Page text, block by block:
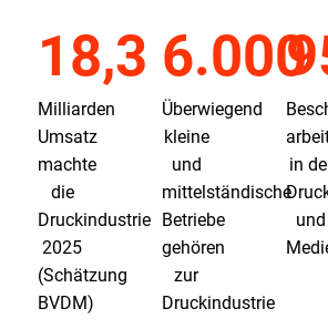
18,3
Milliarden
Umsatz
machte
die
Druckindustrie
2025
(Schätzung
BVDM)
6.000
Überwiegend
kleine
und
mittelständische
Betriebe
gehören
zur
Druckindustrie
in
und
Tarifrunde
2026
Das war
der
DDMT26
Entwaldungsfreie
Druckprodukte -
Aktuelle
Informationen
zur EUDR
Gemeinsam
für Print